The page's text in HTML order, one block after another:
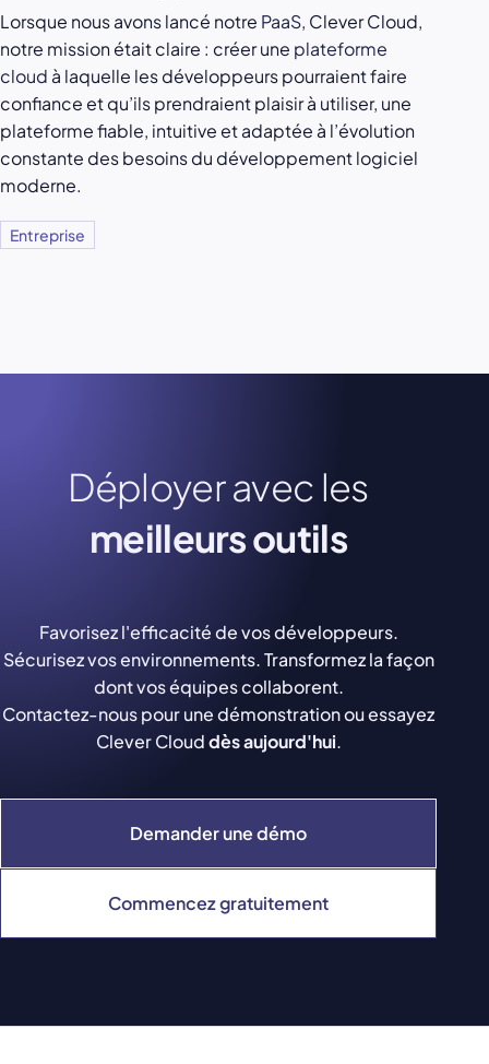
Lorsque nous avons lancé notre PaaS, Clever Cloud,
notre mission était claire : créer une plateforme
cloud à laquelle les développeurs pourraient faire
confiance et qu’ils prendraient plaisir à utiliser, une
plateforme fiable, intuitive et adaptée à l’évolution
constante des besoins du développement logiciel
moderne.
Entreprise
Déployer avec les
meilleurs outils
Demander une démo
Commencez gratuitement
Favorisez l'efficacité de vos développeurs.
Sécurisez vos environnements. Transformez la façon
dont vos équipes collaborent.
Contactez-nous pour une démonstration ou essayez
Clever Clouddès aujourd'hui.